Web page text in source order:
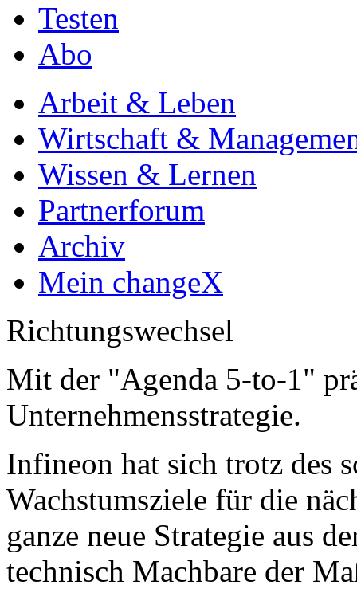
Testen
Abo
Arbeit & Leben
Wirtschaft &
Wissen & Lernen
Partnerforum
Archiv
Mein changeX
Richtungswechsel
Mit der "Agenda 5-to-1"
Unternehmensstrategie.
Infineon hat sich trotz des
Wachstumsziele für die
ganze neue Strategie aus
technisch Machbare der